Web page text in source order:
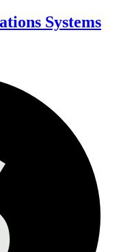
Systems